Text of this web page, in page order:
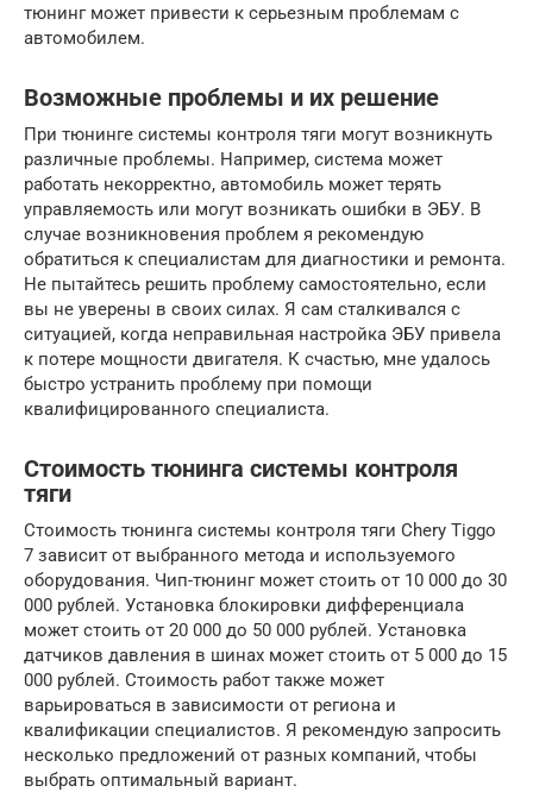
тюнинг может привести к серьезным проблемам с
автомобилем.
Возможные проблемы и их решение
При тюнинге системы контроля тяги могут возникнуть
различные проблемы. Например, система может
работать некорректно, автомобиль может терять
управляемость или могут возникать ошибки в ЭБУ. В
случае возникновения проблем я рекомендую
обратиться к специалистам для диагностики и ремонта.
Не пытайтесь решить проблему самостоятельно, если
вы не уверены в своих силах. Я сам сталкивался с
ситуацией, когда неправильная настройка ЭБУ привела
к потере мощности двигателя. К счастью, мне удалось
быстро устранить проблему при помощи
квалифицированного специалиста.
Стоимость тюнинга системы контроля
тяги
Стоимость тюнинга системы контроля тяги Chery Tiggo
7 зависит от выбранного метода и используемого
оборудования. Чип-тюнинг может стоить от 10 000 до 30
000 рублей. Установка блокировки дифференциала
может стоить от 20 000 до 50 000 рублей. Установка
датчиков давления в шинах может стоить от 5 000 до 15
000 рублей. Стоимость работ также может
варьироваться в зависимости от региона и
квалификации специалистов. Я рекомендую запросить
несколько предложений от разных компаний, чтобы
выбрать оптимальный вариант.